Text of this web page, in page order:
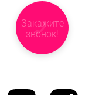
Закажите
звонок!